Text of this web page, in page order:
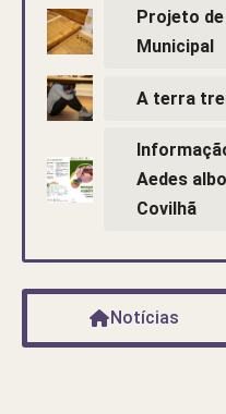
Projeto
Municipal
A terra
Aedes
Covilhã
Notícias